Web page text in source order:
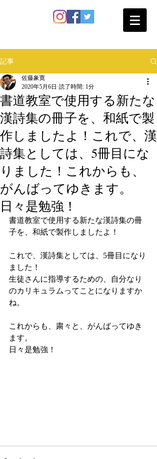
記事
書道教室で使用する新たな
漢詩集の冊子を、和紙で製
作しましたよ！これで、漢
詩集としては、5冊目にな
りました！これからも、
がんばってゆきます。
日々是勉強！
佐藤象寛
2020年5月6日 読了時間: 1分
書道教室で使用する新たな漢詩集の冊
子を、和紙で製作しましたよ！
これで、漢詩集としては、5冊目になり
ました！
生徒さんに指導するための、自分なり
のカリキュラムってことになりますか
ね。
これからも、粛々と、がんばってゆき
ます。
日々是勉強！